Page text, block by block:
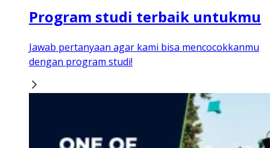
Program studi terbaik untukmu
Jawab pertanyaan agar kami bisa mencocokkanmu
dengan program studi!